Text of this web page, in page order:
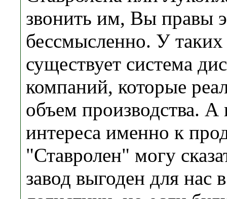
звонить им, Вы правы
бессмысленно. У
существует система
компаний, которые
объем производства. А
интереса именно к
"Ставролен" могу
завод выгоден для нас